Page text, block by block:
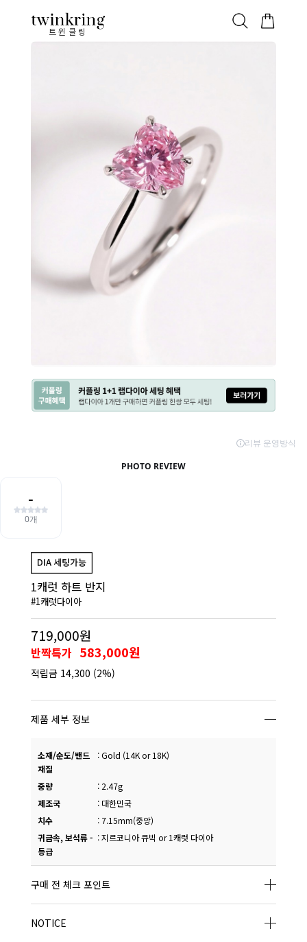
트윈클링
ALL 베스트 안쪽막음 웨딩/다이아 가드링/반지
1캐럿 하트 반지
#1캐럿다이아
719,000원
반짝특가 583,000원
적립금 14,300 (2%)
제품 세부 정보
소재/순도/밴드
재질
:Gold (14K or 18K)
중량 : 2.47g
제조국
: 대한민국
치수
: 7.15mm(중앙)
귀금속, 보석류 -
등급
:지르코니아 큐빅 or 1캐럿 다이아
구매 전 체크 포인트
NOTICE